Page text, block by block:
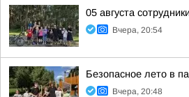
05 августа
Вчера, 20:54
Безопасное лето в
Вчера, 20:48